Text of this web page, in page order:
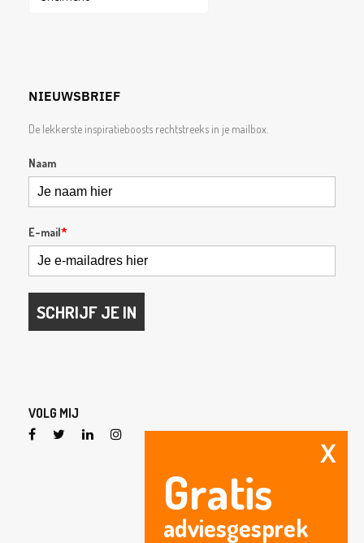
NIEUWSBRIEF
De lekkerste inspiratieboosts rechtstreeks in je mailbox.
Naam
E-mail*
SCHRIJF JE IN
VOLG MIJ
Gratis
X
adviesgesprek